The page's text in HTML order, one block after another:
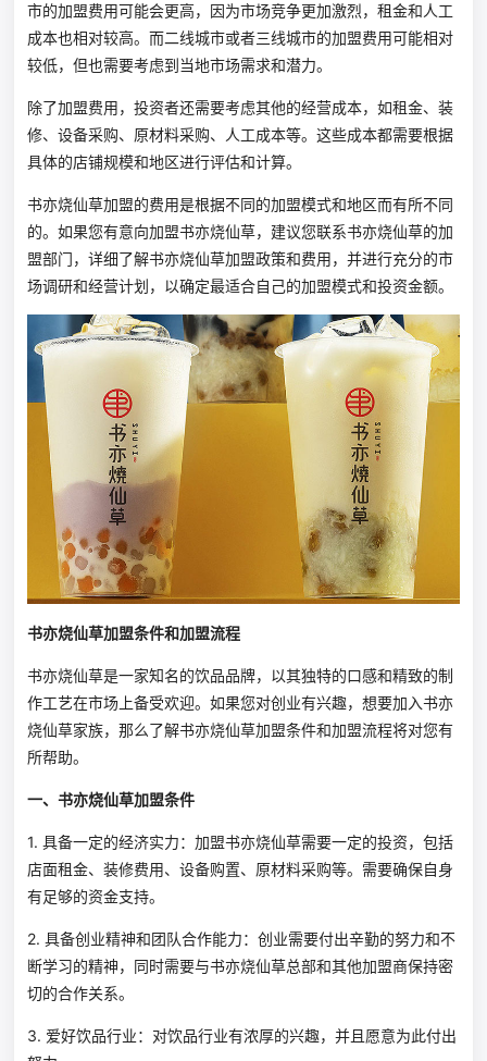
市的加盟费用可能会更高，因为市场竞争更加激烈，租金和人工
成本也相对较高。而二线城市或者三线城市的加盟费用可能相对
较低，但也需要考虑到当地市场需求和潜力。
除了加盟费用，投资者还需要考虑其他的经营成本，如租金、装
修、设备采购、原材料采购、人工成本等。这些成本都需要根据
具体的店铺规模和地区进行评估和计算。
书亦烧仙草加盟的费用是根据不同的加盟模式和地区而有所不同
的。如果您有意向加盟书亦烧仙草，建议您联系书亦烧仙草的加
盟部门，详细了解书亦烧仙草加盟政策和费用，并进行充分的市
场调研和经营计划，以确定最适合自己的加盟模式和投资金额。
书亦烧仙草加盟条件和加盟流程
书亦烧仙草是一家知名的饮品品牌，以其独特的口感和精致的制
作工艺在市场上备受欢迎。如果您对创业有兴趣，想要加入书亦
烧仙草家族，那么了解书亦烧仙草加盟条件和加盟流程将对您有
所帮助。
一、书亦烧仙草加盟条件
1. 具备一定的经济实力：加盟书亦烧仙草需要一定的投资，包括
店面租金、装修费用、设备购置、原材料采购等。需要确保自身
有足够的资金支持。
2. 具备创业精神和团队合作能力：创业需要付出辛勤的努力和不
断学习的精神，同时需要与书亦烧仙草总部和其他加盟商保持密
切的合作关系。
3. 爱好饮品行业：对饮品行业有浓厚的兴趣，并且愿意为此付出